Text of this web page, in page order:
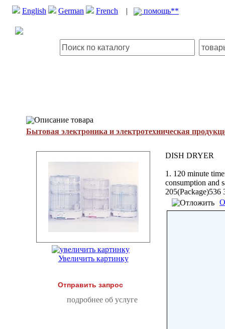
English German French | помощь**
Описание товара
Бытовая электроника и электротехническая
Увеличить картинку
Отправить запрос
подробнее об услуге
DISH DRYER
1. 120 minute
consumption and
205(Package)536